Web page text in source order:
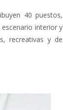
40 puestos,
interior y
recreativas y de